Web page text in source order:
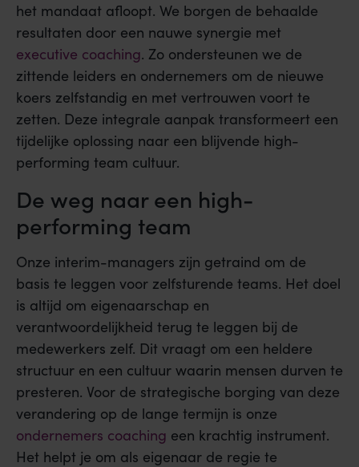
het mandaat afloopt. We borgen de behaalde
resultaten door een nauwe synergie met
executive coaching. Zo ondersteunen we de
zittende leiders en ondernemers om de nieuwe
koers zelfstandig en met vertrouwen voort te
zetten. Deze integrale aanpak transformeert een
tijdelijke oplossing naar een blijvende high-
performing team cultuur.
De weg naar een high-
performing team
Onze interim-managers zijn getraind om de
basis te leggen voor zelfsturende teams. Het doel
is altijd om eigenaarschap en
verantwoordelijkheid terug te leggen bij de
medewerkers zelf. Dit vraagt om een heldere
structuur en een cultuur waarin mensen durven te
presteren. Voor de strategische borging van deze
verandering op de lange termijn is onze
ondernemers coaching een krachtig instrument.
Het helpt je om als eigenaar de regie te